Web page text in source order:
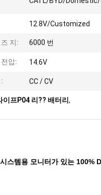
12.8V/Customized
지: 6000 번
압: 14.6V
CC / CV
이프P04 리?? 배터리 ,
스템용 모니터가 있는 100%